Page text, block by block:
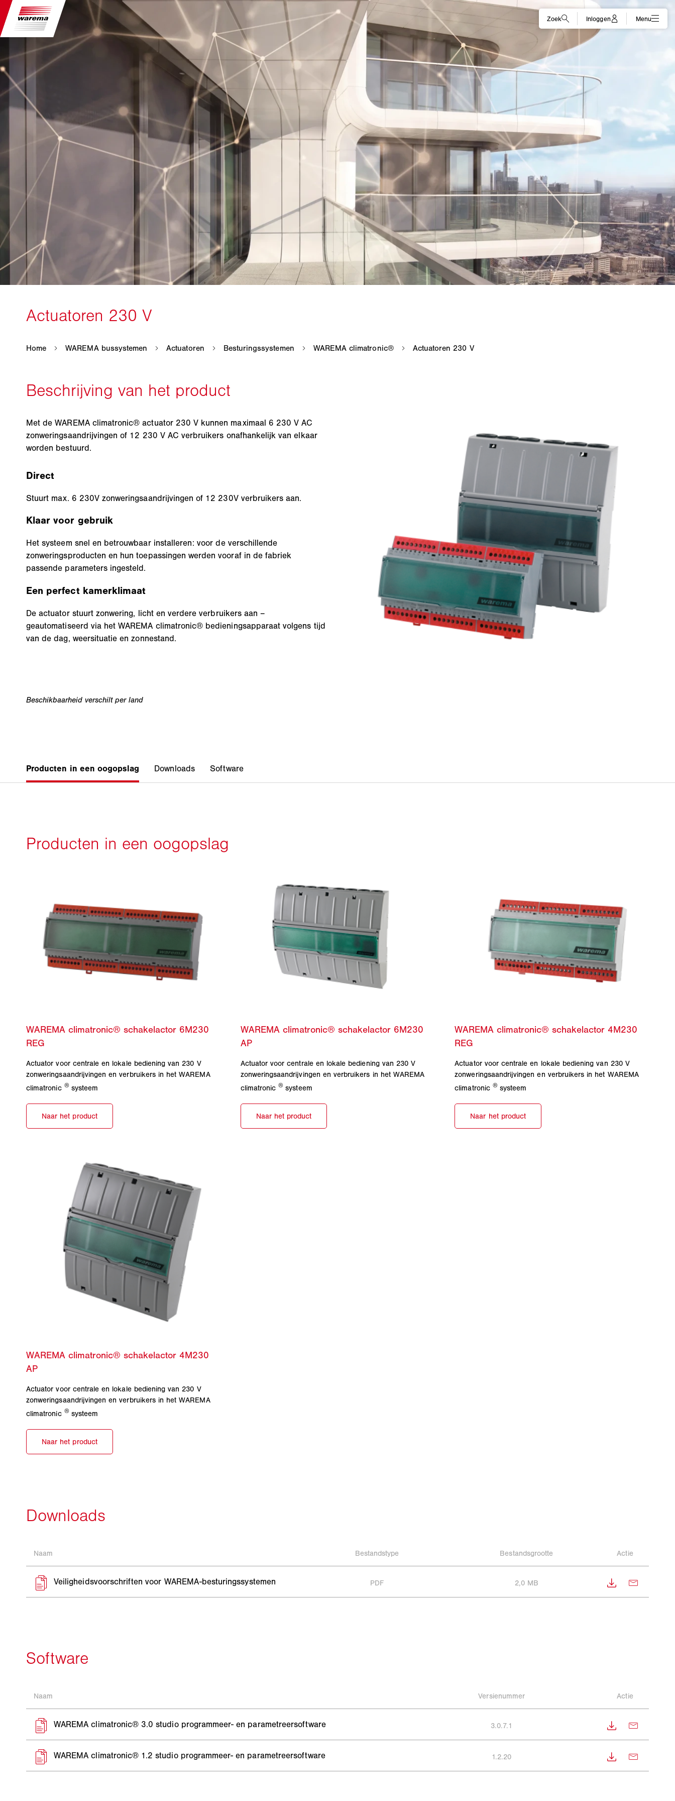
Met de WAREMA climatronic® actuator 230 V kunnen maximaal 6 230 V AC
zonweringsaandrijvingen of 12 230 V AC verbruikers onafhankelijk van elkaar
worden bestuurd.
Direct
Stuurt max. 6 230V zonweringsaandrijvingen of 12 230V verbruikers aan.
Klaar voor gebruik
Het systeem snel en betrouwbaar installeren: voor de verschillende
zonweringsproducten en hun toepassingen werden vooraf in de fabriek
passende parameters ingesteld.
Een perfect kamerklimaat
De actuator stuurt zonwering, licht en verdere verbruikers aan –
geautomatiseerd via het WAREMA climatronic® bedieningsapparaat volgens tijd
van de dag, weersituatie en zonnestand.
Actuator voor centrale en lokale bediening van 230 V
zonweringsaandrijvingen en verbruikers in het WAREMA
climatronic ® systeem
Actuator voor centrale en lokale bediening van 230 V
zonweringsaandrijvingen en verbruikers in het WAREMA
climatronic® systeem
Actuator voor centrale en lokale bediening van 230 V
zonweringsaandrijvingen en verbruikers in het WAREMA
climatronic ® systeem
Actuator voor centrale en lokale bediening van 230 V
zonweringsaandrijvingen en verbruikers in het WAREMA
climatronic ® systeem